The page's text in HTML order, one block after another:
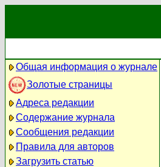
Общая информация о журнале
Золотые страницы
Адреса редакции
Содержание журнала
Сообщения редакции
Правила для авторов
Загрузить статью